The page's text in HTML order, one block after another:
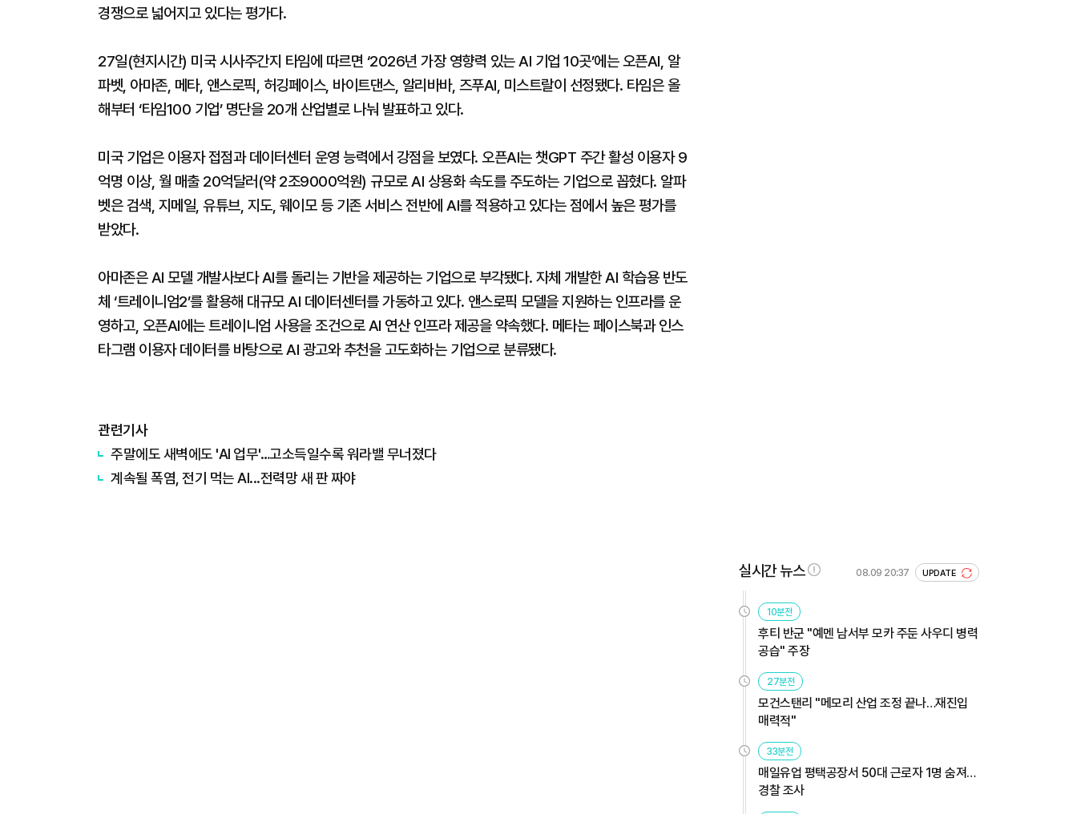
경쟁으로 넓어지고 있다는 평가다.
27일(현지시간) 미국 시사주간지 타임에 따르면 ‘2026년 가장 영향력 있는 AI 기업 10곳’에는 오픈AI, 알
파벳, 아마존, 메타, 앤스로픽, 허깅페이스, 바이트댄스, 알리바바, 즈푸AI, 미스트랄이 선정됐다. 타임은 올
해부터 ‘타임100 기업’ 명단을 20개 산업별로 나눠 발표하고 있다.
미국 기업은 이용자 접점과 데이터센터 운영 능력에서 강점을 보였다. 오픈AI는 챗GPT 주간 활성 이용자 9
억명 이상, 월 매출 20억달러(약 2조9000억원) 규모로 AI 상용화 속도를 주도하는 기업으로 꼽혔다. 알파
벳은 검색, 지메일, 유튜브, 지도, 웨이모 등 기존 서비스 전반에 AI를 적용하고 있다는 점에서 높은 평가를
받았다.
아마존은 AI 모델 개발사보다 AI를 돌리는 기반을 제공하는 기업으로 부각됐다. 자체 개발한 AI 학습용 반도
체 ‘트레이니엄2’를 활용해 대규모 AI 데이터센터를 가동하고 있다. 앤스로픽 모델을 지원하는 인프라를 운
영하고, 오픈AI에는 트레이니엄 사용을 조건으로 AI 연산 인프라 제공을 약속했다. 메타는 페이스북과 인스
타그램 이용자 데이터를 바탕으로 AI 광고와 추천을 고도화하는 기업으로 분류됐다.
관련기사
주말에도 새벽에도 'AI 업무'…고소득일수록 워라밸 무너졌다
계속될 폭염, 전기 먹는 AI...전력망 새 판 짜야
실시간 뉴스 08.09 20:37 UPDATE
10분전
후티 반군 "예멘 남서부 모카 주둔 사우디 병력
공습" 주장
27분전
모건스탠리 "메모리 산업 조정 끝나…재진입
매력적"
33분전
매일유업 평택공장서 50대 근로자 1명 숨져…
경찰 조사